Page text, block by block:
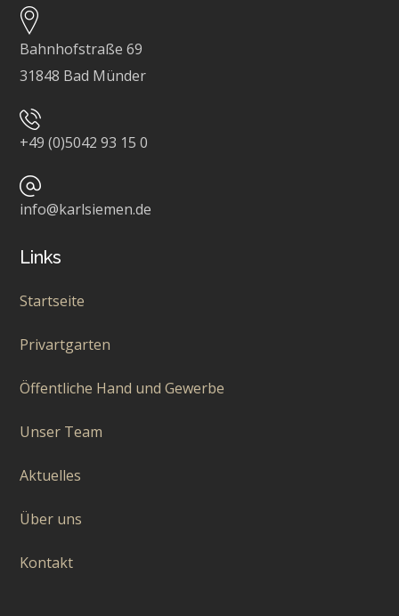
Bahnhofstraße 69
31848 Bad Münder
+49 (0)5042 93 15 0
info@karlsiemen.de
Links
Startseite
Privartgarten
Öffentliche Hand und Gewerbe
Unser Team
Aktuelles
Über uns
Kontakt